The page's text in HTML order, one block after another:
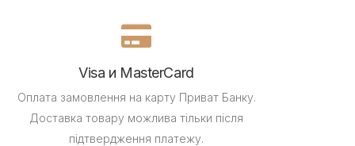
Visa и MasterCard
Оплата замовлення на карту Приват Банку.
Доставка товару можлива тільки після
підтвердження платежу.